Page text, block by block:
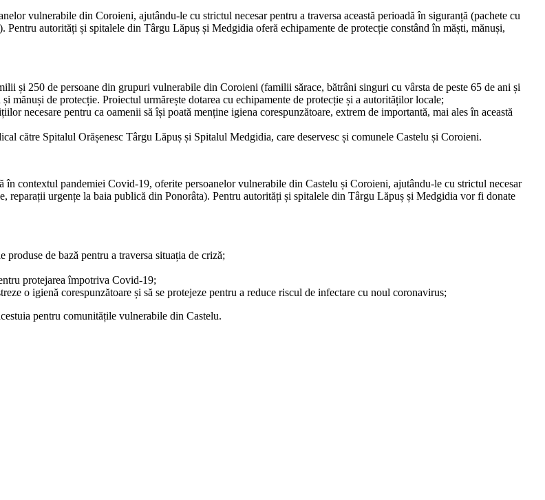
vulnerabile din Coroieni, ajutându-le cu strictul necesar pentru a traversa această perioadă în siguranță (pachete cu
autorități și spitalele din Târgu Lăpuș și Medgidia oferă echipamente de protecție constând în măști, mănuși,
și 250 de persoane din grupuri vulnerabile din Coroieni (familii sărace, bătrâni singuri cu vârsta de peste 65 de ani și
mănuși de protecție. Proiectul urmărește dotarea cu echipamente de protecție și a autorităților locale;
necesare pentru ca oamenii să își poată menține igiena corespunzătoare, extrem de importantă, mai ales în această
către Spitalul Orășenesc Târgu Lăpuș și Spitalul Medgidia, care deservesc și comunele Castelu și Coroieni.
contextul pandemiei Covid-19, oferite persoanelor vulnerabile din Castelu și Coroieni, ajutându-le cu strictul necesar
reparații urgențe la baia publică din Ponorâta). Pentru autorități și spitalele din Târgu Lăpuș și Medgidia vor fi donate
de bază pentru a traversa situația de criză;
protejarea împotriva Covid-19;
o igienă corespunzătoare și să se protejeze pentru a reduce riscul de infectare cu noul coronavirus;
pentru comunitățile vulnerabile din Castelu.